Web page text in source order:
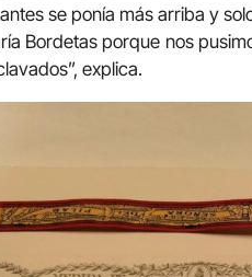
se ponía más arriba y
Bordetas porque nos
explica.